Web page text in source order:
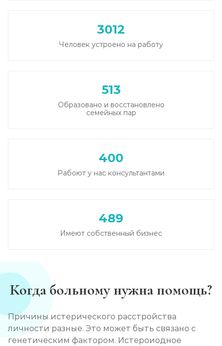
3012
Человек устроено на работу
513
Образовано и восстановлено
семейных пар
400
Рабоют у нас консультантами
489
Имеют собственный бизнес
Когда больному нужна помощь?
Причины истерического расстройства
личности разные. Это может быть связано с
генетическим фактором. Истероиодное